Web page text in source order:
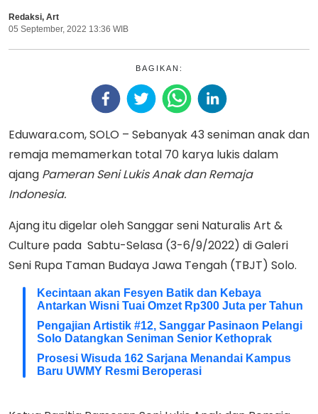
Redaksi, Art
05 September, 2022 13:36 WIB
BAGIKAN:
Eduwara.com, SOLO – Sebanyak 43 seniman anak dan
remaja memamerkan total 70 karya lukis dalam
ajang Pameran Seni Lukis Anak dan Remaja
Indonesia.
Ajang itu digelar oleh Sanggar seni Naturalis Art &
Culture pada Sabtu-Selasa (3-6/9/2022) di Galeri
Seni Rupa Taman Budaya Jawa Tengah (TBJT) Solo.
Kecintaan akan Fesyen Batik dan Kebaya
Antarkan Wisni Tuai Omzet Rp300 Juta per Tahun
Pengajian Artistik #12, Sanggar Pasinaon Pelangi
Solo Datangkan Seniman Senior Kethoprak
Prosesi Wisuda 162 Sarjana Menandai Kampus
Baru UWMY Resmi Beroperasi